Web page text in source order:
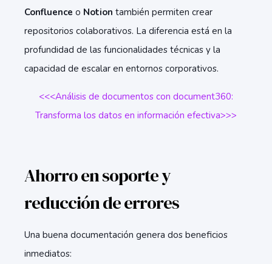
Confluence o Notion también permiten crear
repositorios colaborativos. La diferencia está en la
profundidad de las funcionalidades técnicas y la
capacidad de escalar en entornos corporativos.
<<<Análisis de documentos con document360:
Transforma los datos en información efectiva>>>
Ahorro en soporte y
reducción de errores
Una buena documentación genera dos beneficios
inmediatos: